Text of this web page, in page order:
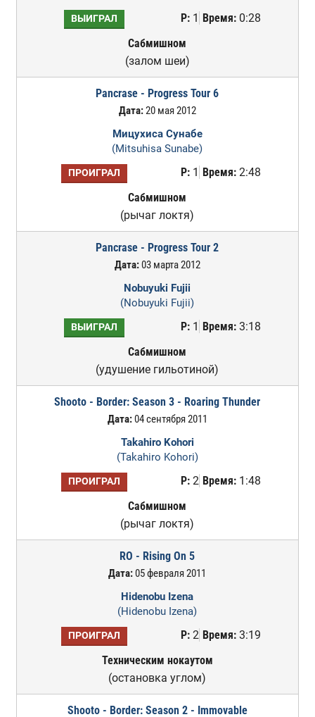
ВЫИГРАЛ Р:1 Время:0:28
Сабмишном
(залом шеи)
Pancrase - Progress Tour 6
Дата:20 мая 2012
Мицухиса Сунабе
(Mitsuhisa Sunabe)
ПРОИГРАЛ Р:1 Время:2:48
Сабмишном
(рычаг локтя)
Pancrase - Progress Tour 2
Дата:03 марта 2012
Nobuyuki Fujii
(Nobuyuki Fujii)
ВЫИГРАЛ Р:1 Время:3:18
Сабмишном
(удушение гильотиной)
Shooto - Border: Season 3 - Roaring Thunder
Дата:04 сентября 2011
Takahiro Kohori
(Takahiro Kohori)
ПРОИГРАЛ Р:2 Время:1:48
Сабмишном
(рычаг локтя)
RO - Rising On 5
Дата:05 февраля 2011
Hidenobu Izena
(Hidenobu Izena)
ПРОИГРАЛ Р:2 Время:3:19
Техническим нокаутом
(остановка углом)
Shooto - Border: Season 2 - Immovable